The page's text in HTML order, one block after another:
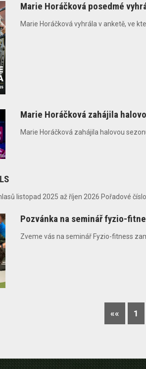
Marie Horáčková posedmé
Marie Horáčková vyhrála v anketě, ve
Marie Horáčková zahájila
Marie Horáčková zahájila halovou
listopad 2025 až říjen 2026 Pořadové
Pozvánka na seminář fyzio-
Zveme vás na seminář Fyzio-fitness
«« 1